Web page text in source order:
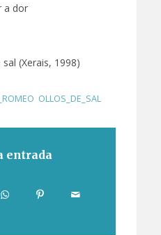
a dor
(Xerais, 1998)
OLLOS_DE_SAL
entrada